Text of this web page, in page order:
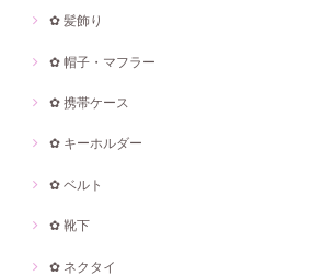
✿ 髪飾り
✿ 帽子・マフラー
✿ 携帯ケース
✿ キーホルダー
✿ ベルト
✿ 靴下
✿ ネクタイ